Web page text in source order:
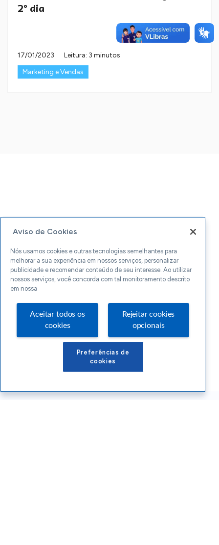
2º dia
17/01/2023
Leitura: 3 minutos
Marketing e Vendas
Aviso de Cookies
Nós usamos cookies e outras tecnologias semelhantes para
melhorar a sua experiência em nossos serviços, personalizar
publicidade e recomendar conteúdo de seu interesse. Ao utilizar
nossos serviços, você concorda com tal monitoramento descrito
em nossa
Aceitar todos os
cookies
Rejeitar cookies
opcionais
Preferências de
cookies